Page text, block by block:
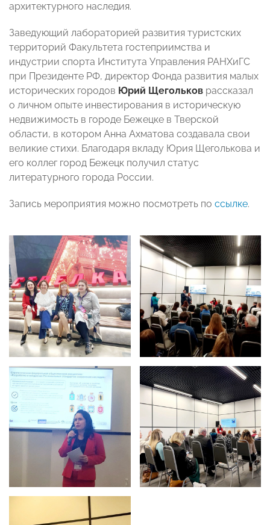
архитектурного наследия.
Заведующий лабораторией развития туристских
территорий Факультета гостеприимства и
индустрии спорта Института Управления РАНХиГС
при Президенте РФ, директор Фонда развития малых
исторических городов Юрий Щегольков рассказал
о личном опыте инвестирования в историческую
недвижимость в городе Бежецке в Тверской
области, в котором Анна Ахматова создавала свои
великие стихи. Благодаря вкладу Юрия Щеголькова и
его коллег город Бежецк получил статус
литературного города России.
Запись мероприятия можно посмотреть по ссылке.